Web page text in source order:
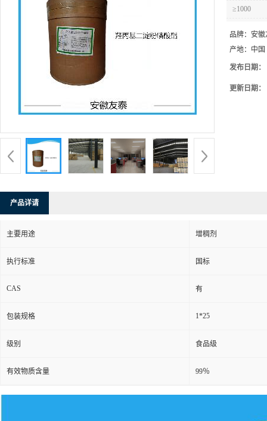
≥1000
品牌： 安徽
产地： 中国
发布日期：
更新日期：
产品详请
主要用途 增稠剂
执行标准 国标
CAS 有
包装规格 1*25
级别 食品级
有效物质含量 99％